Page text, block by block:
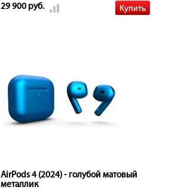
29 900 руб.
AirPods 4 (2024) - голубой матовый
металлик